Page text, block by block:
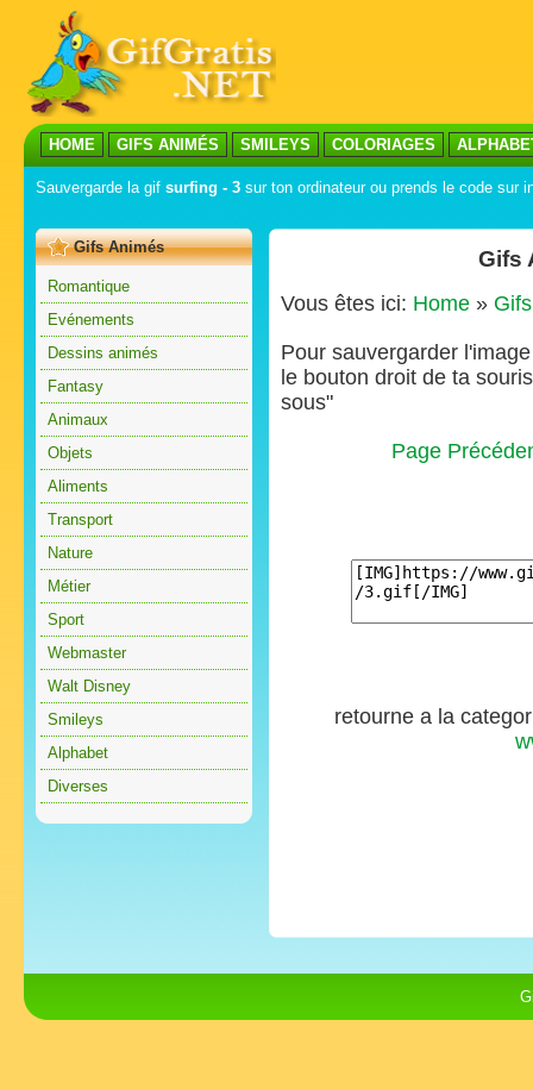
HOME GIFS ANIMÉS SMILEYS COLORIAGES
Sauvergarde la gif surfing - 3 sur ton ordinateur ou prends le code sur
Gifs Animés
Romantique
Evénements
Dessins animés
Fantasy
Animaux
Objets
Aliments
Transport
Nature
Métier
Sport
Webmaster
Walt Disney
Smileys
Alphabet
Diverses
Gifs
Vous êtes ici: Home »
Pour sauvergarder
le bouton droit de ta
sous"
Page
retourne a la